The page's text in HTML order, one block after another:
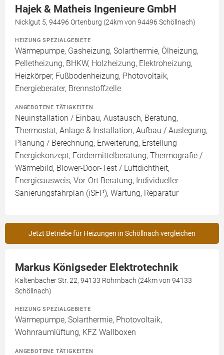
Hajek & Matheis Ingenieure GmbH
Nicklgut 5, 94496 Ortenburg (24km von 94496 Schöllnach)
HEIZUNG SPEZIALGEBIETE
Wärmepumpe, Gasheizung, Solarthermie, Ölheizung,
Pelletheizung, BHKW, Holzheizung, Elektroheizung,
Heizkörper, Fußbodenheizung, Photovoltaik,
Energieberater, Brennstoffzelle
ANGEBOTENE TÄTIGKEITEN
Neuinstallation / Einbau, Austausch, Beratung,
Thermostat, Anlage & Installation, Aufbau / Auslegung,
Planung / Berechnung, Erweiterung, Erstellung
Energiekonzept, Fördermittelberatung, Thermografie /
Wärmebild, Blower-Door-Test / Luftdichtheit,
Energieausweis, Vor-Ort Beratung, Individueller
Sanierungsfahrplan (iSFP), Wartung, Reparatur
Jetzt Betriebe für Heizungen in Schöllnach vergleichen
Markus Königseder Elektrotechnik
Kaltenbacher Str. 22, 94133 Röhrnbach (24km von 94133
Schöllnach)
HEIZUNG SPEZIALGEBIETE
Wärmepumpe, Solarthermie, Photovoltaik,
Wohnraumlüftung, KFZ Wallboxen
ANGEBOTENE TÄTIGKEITEN